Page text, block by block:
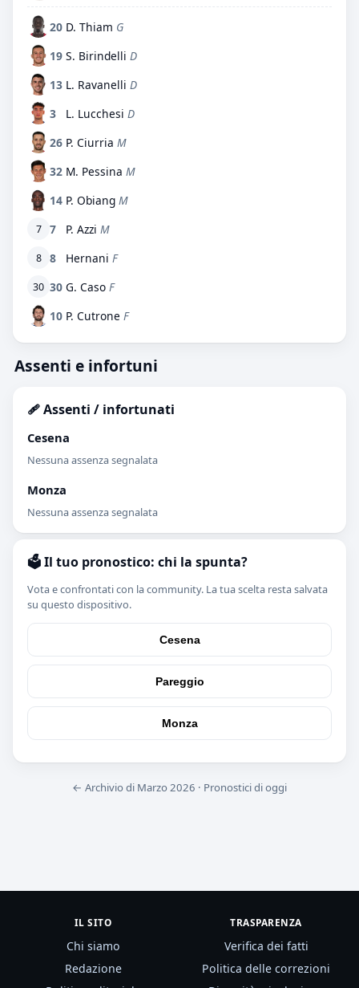
20 D. Thiam G
19 S. Birindelli D
13 L. Ravanelli D
3
L. Lucchesi D
26 P. Ciurria M
32 M. Pessina M
14 P. Obiang M
7 7 P. Azzi M
8 8 Hernani F
30 30 G. Caso F
10 P. Cutrone F
Assenti e infortuni
🩹 Assenti / infortunati
Cesena
Nessuna assenza segnalata
Monza
Nessuna assenza segnalata
🗳️ Il tuo pronostico: chi la spunta?
Vota e confrontati con la community. La tua scelta resta salvata
su questo dispositivo.
Cesena
Pareggio
Monza
← Archivio di Marzo 2026 · Pronostici di oggi
IL SITO
Chi siamo
Redazione
TRASPARENZA
Verifica dei fatti
Politica delle correzioni